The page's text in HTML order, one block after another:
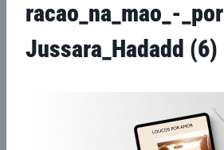
racao_na_mao_-_por
Jussara_Hadadd (6)